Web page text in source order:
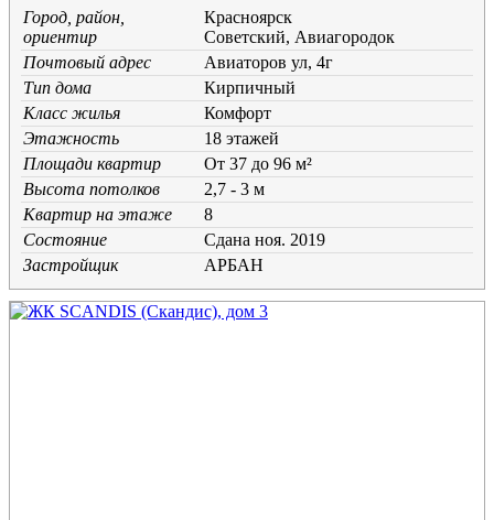
Город, район,
ориентир
Красноярск
Советский, Авиагородок
Почтовый адрес
Авиаторов ул, 4г
Тип дома
Кирпичный
Класс жилья
Комфорт
Этажность
18 этажей
Площади квартир
От 37 до 96 м²
Высота потолков
2,7 - 3 м
Квартир на этаже
8
Состояние
Cдана ноя. 2019
Застройщик
АРБАН